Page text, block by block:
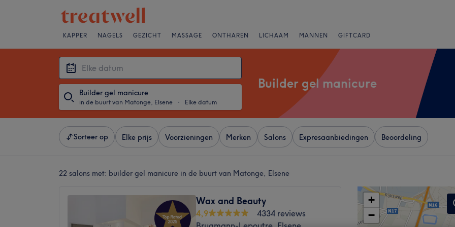
KAPPER NAGELS GEZICHT MASSAGE ONTHAREN LICHAAM MANNEN GIFTCARD
Builder gel manicure
in de buurt van Matonge, Elsene ・ Elke datum
Builder gel manicure
Sorteer op Elke prijs Voorzieningen Merken Salons Expresaanbiedingen Beoordeling
22 salons met: builder gel manicure in de buurt van Matonge, Elsene
Wax and Beauty
4,9
4334 reviews
+
−